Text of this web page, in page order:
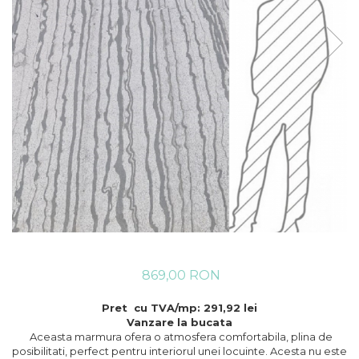
869,00 RON
Pret cu TVA/mp: 291,92 lei
Vanzare la bucata
Aceasta marmura ofera o atmosfera comfortabila, plina de
posibilitati, perfect pentru interiorul unei locuinte. Acesta nu este